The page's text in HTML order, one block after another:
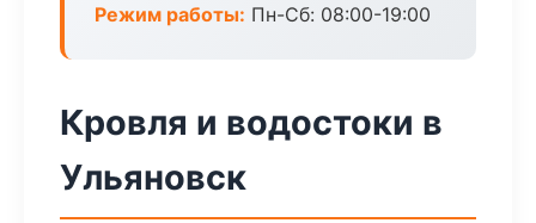
Режим работы: Пн-Сб: 08:00-19:00
Кровля и водостоки в
Ульяновск